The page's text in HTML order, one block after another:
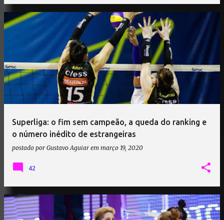
Superliga: o fim sem campeão, a queda do ranking e
o número inédito de estrangeiras
postado por Gustavo Aguiar em março 19, 2020
42